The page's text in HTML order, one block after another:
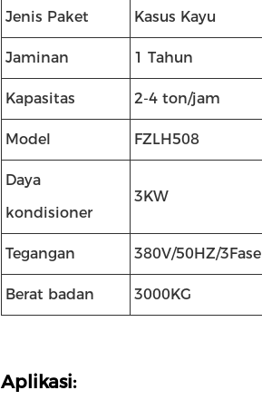
Jenis Paket Kasus Kayu
Jaminan 1 Tahun
Kapasitas 2-4 ton/jam
Model FZLH508
Daya
kondisioner
3KW
Tegangan 380V/50HZ/3Fase
Berat badan 3000KG
Aplikasi: